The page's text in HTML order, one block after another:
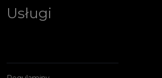
Usługi